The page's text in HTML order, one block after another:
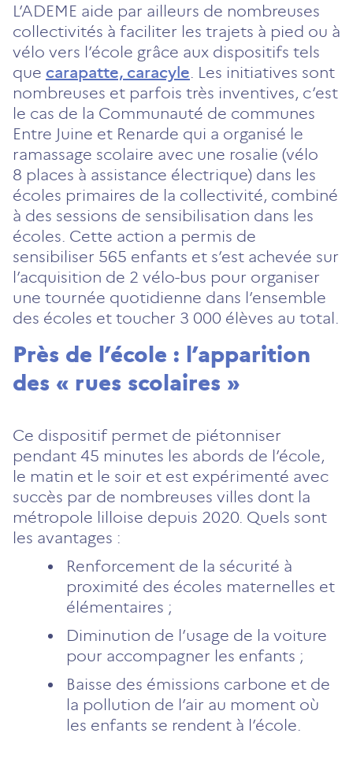
L’ADEME aide par ailleurs de nombreuses
collectivités à faciliter les trajets à pied ou à
vélo vers l’école grâce aux dispositifs tels
que carapatte, caracyle . Les initiatives sont
nombreuses et parfois très inventives, c’est
le cas de la Communauté de communes
Entre Juine et Renarde qui a organisé le
ramassage scolaire avec une rosalie (vélo
8 places à assistance électrique) dans les
écoles primaires de la collectivité, combiné
à des sessions de sensibilisation dans les
écoles. Cette action a permis de
sensibiliser 565 enfants et s’est achevée sur
l’acquisition de 2 vélo-bus pour organiser
une tournée quotidienne dans l’ensemble
des écoles et toucher 3 000 élèves au total.
Près de l’école : l’apparition
des « rues scolaires »
Ce dispositif permet de piétonniser
pendant 45 minutes les abords de l’école,
le matin et le soir et est expérimenté avec
succès par de nombreuses villes dont la
métropole lilloise depuis 2020. Quels sont
les avantages :
Renforcement de la sécurité à
proximité des écoles maternelles et
élémentaires ;
Diminution de l’usage de la voiture
pour accompagner les enfants ;
Baisse des émissions carbone et de
la pollution de l’air au moment où
les enfants se rendent à l’école.